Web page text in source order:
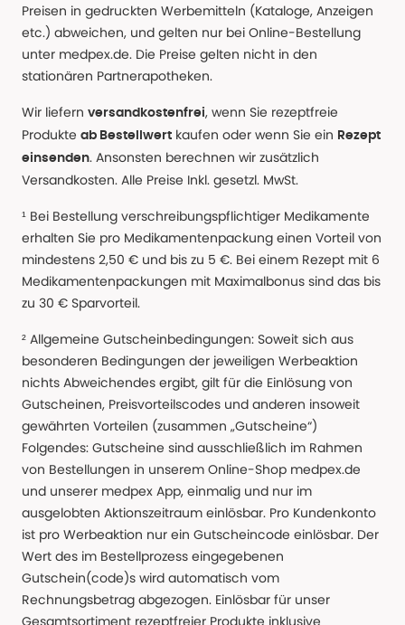
Preisen in gedruckten Werbemitteln (Kataloge, Anzeigen
etc.) abweichen, und gelten nur bei Online-Bestellung
unter medpex.de. Die Preise gelten nicht in den
stationären Partnerapotheken.
Wir liefern versandkostenfrei, wenn Sie rezeptfreie
Produkte ab Bestellwert kaufen oder wenn Sie ein Rezept
einsenden. Ansonsten berechnen wir zusätzlich
Versandkosten. Alle Preise Inkl. gesetzl. MwSt.
¹ Bei Bestellung verschreibungspflichtiger Medikamente
erhalten Sie pro Medikamentenpackung einen Vorteil von
mindestens 2,50 € und bis zu 5 €. Bei einem Rezept mit 6
Medikamentenpackungen mit Maximalbonus sind das bis
zu 30 € Sparvorteil.
² Allgemeine Gutscheinbedingungen: Soweit sich aus
besonderen Bedingungen der jeweiligen Werbeaktion
nichts Abweichendes ergibt, gilt für die Einlösung von
Gutscheinen, Preisvorteilscodes und anderen insoweit
gewährten Vorteilen (zusammen „Gutscheine“)
Folgendes: Gutscheine sind ausschließlich im Rahmen
von Bestellungen in unserem Online-Shop medpex.de
und unserer medpex App, einmalig und nur im
ausgelobten Aktionszeitraum einlösbar. Pro Kundenkonto
ist pro Werbeaktion nur ein Gutscheincode einlösbar. Der
Wert des im Bestellprozess eingegebenen
Gutschein(code)s wird automatisch vom
Rechnungsbetrag abgezogen. Einlösbar für unser